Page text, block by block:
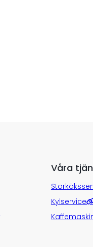
Våra
Kylservice